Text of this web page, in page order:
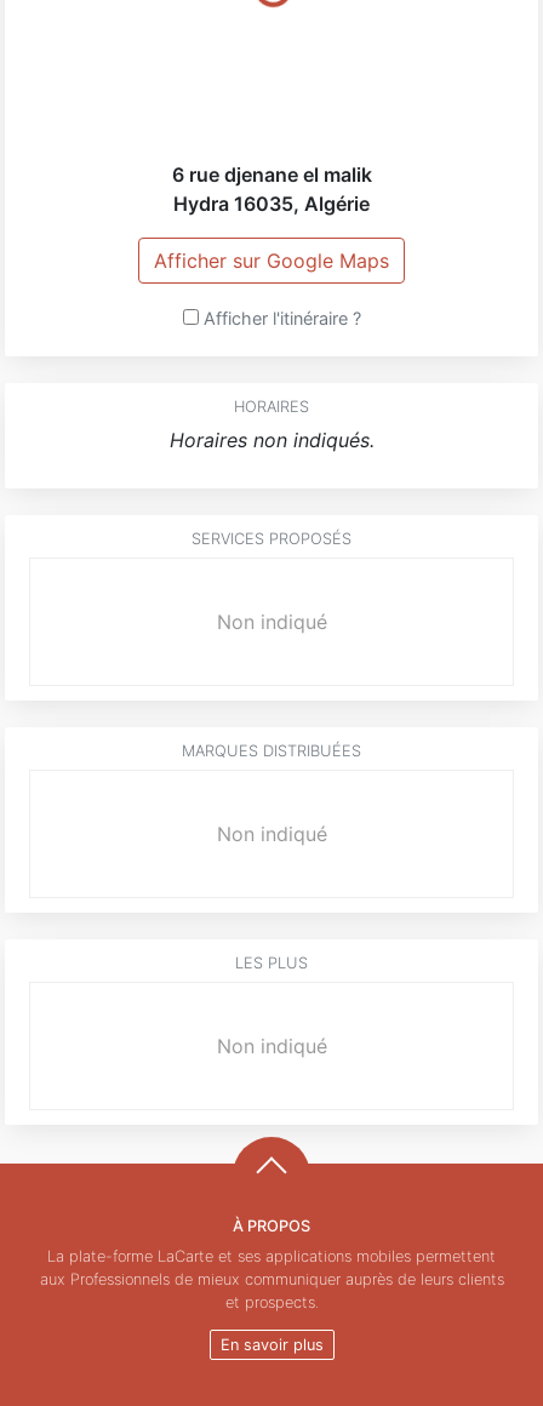
6 rue djenane el malik
Hydra 16035, Algérie
Afficher sur Google Maps
Afficher l'itinéraire ?
HORAIRES
Horaires non indiqués.
SERVICES PROPOSÉS
Non indiqué
MARQUES DISTRIBUÉES
Non indiqué
LES PLUS
Non indiqué
À PROPOS
La plate-forme LaCarte et ses applications mobiles permettent
aux Professionnels de mieux communiquer auprès de leurs clients
et prospects.
En savoir plus